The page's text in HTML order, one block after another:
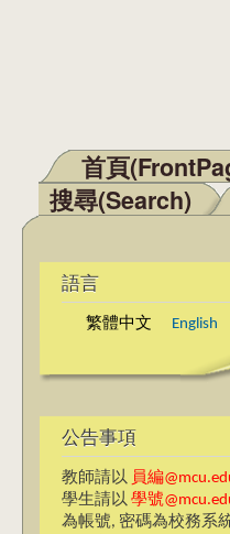
主選單
首頁
搜尋(Search)
語言
繁體中文 English
公告事項
教師請以 員編
學生請以 學號
為帳號, 密碼為校務系